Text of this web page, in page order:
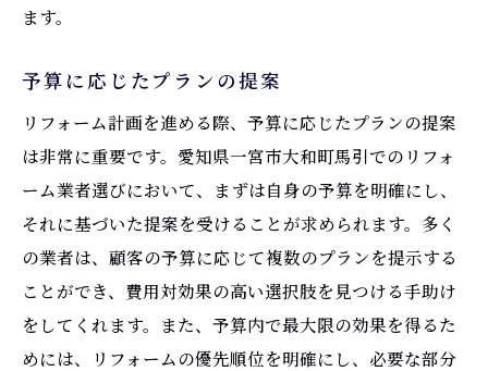
ます。
予算に応じたプランの提案
リフォーム計画を進める際、予算に応じたプランの提案
は非常に重要です。愛知県一宮市大和町馬引でのリフォ
ーム業者選びにおいて、まずは自身の予算を明確にし、
それに基づいた提案を受けることが求められます。多く
の業者は、顧客の予算に応じて複数のプランを提示する
ことができ、費用対効果の高い選択肢を見つける手助け
をしてくれます。また、予算内で最大限の効果を得るた
めには、リフォームの優先順位を明確にし、必要な部分